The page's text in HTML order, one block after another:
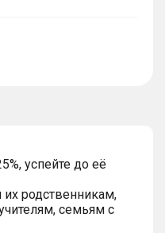
успейте до её
родственникам,
семьям с